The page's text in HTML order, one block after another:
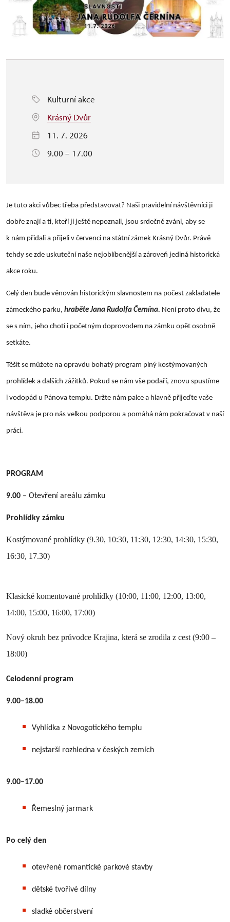
Kulturní akce
Krásný Dvůr
11. 7. 2026
9.00 – 17.00
Je tuto akci vůbec třeba představovat? Naši pravidelní návštěvníci ji
dobře znají a ti, kteří ji ještě nepoznali, jsou srdečně zváni, aby se
k nám přidali a přijeli v červenci na státní zámek Krásný Dvůr. Právě
tehdy se zde uskuteční naše nejoblíbenější a zároveň jediná historická
akce roku.
Celý den bude věnován historickým slavnostem na počest zakladatele
zámeckého parku, hraběte Jana Rudolfa Černína. Není proto divu, že
se s ním, jeho chotí i početným doprovodem na zámku opět osobně
setkáte.
Těšit se můžete na opravdu bohatý program plný kostýmovaných
prohlídek a dalších zážitků. Pokud se nám vše podaří, znovu spustíme
i vodopád u Pánova templu. Držte nám palce a hlavně přijeďte vaše
návštěva je pro nás velkou podporou a pomáhá nám pokračovat v naší
práci.
PROGRAM
9.00 – Otevření areálu zámku
Prohlídky zámku
Kostýmované prohlídky (9.30, 10:30, 11:30, 12:30, 14:30, 15:30,
16:30, 17.30)
Klasické komentované prohlídky (10:00, 11:00, 12:00, 13:00,
14:00, 15:00, 16:00, 17:00)
Nový okruh bez průvodce Krajina, která se zrodila z cest (9:00 –
18:00)
Celodenní program
9.00–18.00
Vyhlídka z Novogotického templu
nejstarší rozhledna v českých zemích
9.00–17.00
Řemeslný jarmark
Po celý den
otevřené romantické parkové stavby
dětské tvořivé dílny
sladké občerstvení